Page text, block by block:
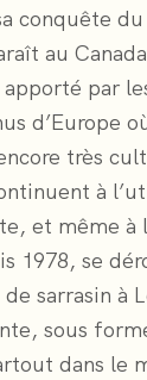
conquête
au
par
d’Europe
très
à
et même à
1978, se
sarrasin à
sous
dans le